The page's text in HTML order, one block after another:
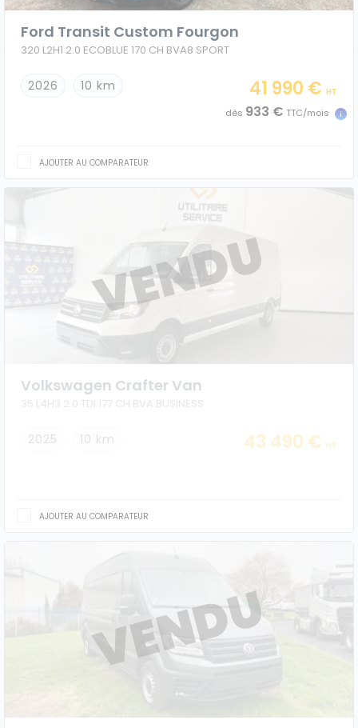
Ford Transit Custom Fourgon
320 L2H1 2.0 ECOBLUE 170 CH BVA8 SPORT
2026 10 km 41 990 € HT
dès 933 € TTC/mois
AJOUTER AU COMPARATEUR
Volkswagen Crafter Van
35 L4H3 2.0 TDI 177 CH BVA BUSINESS
2025 10 km 43 490 € HT
AJOUTER AU COMPARATEUR